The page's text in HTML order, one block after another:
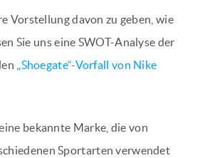
Vorstellung davon zu geben, wie
Sie uns eine SWOT-Analyse der
„Shoegate“-Vorfall von Nike
bekannte Marke, die von
Sportarten verwendet